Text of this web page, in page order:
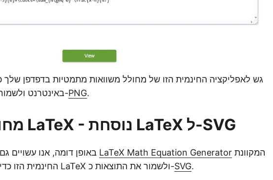
גש לאפליקציה החינמית הזו של מחולל משוואות מתמטיות בדפדפן שלך
LaTeX באינטרנט ולשמור את התוצאות כ-PNG.
מחולל משוואות LaTeX - נוסחת LaTeX ל-SVG
LaTeX Math Equation Generator
החינמית הזו כדי לכתוב ולעבד נוסחאות LaTeX ולשמור את התוצאות כ-SVG.